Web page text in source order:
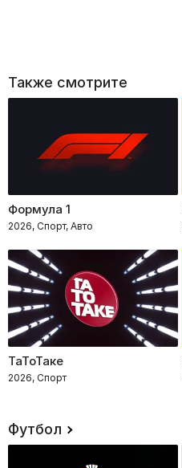
Также смотрите
Формула 1
2026, Спорт, Авто
ТаТоТаке
2026, Спорт
Футбол